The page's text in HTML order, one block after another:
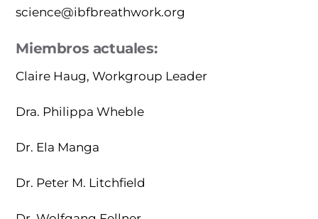
science@ibfbreathwork.org
Miembros actuales:
Claire Haug, Workgroup Leader
Dra. Philippa Wheble
Dr. Ela Manga
Dr. Peter M. Litchfield